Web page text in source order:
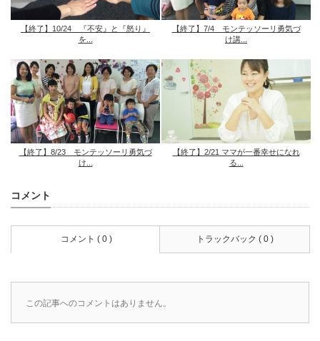
【終了】10/24 『不安』と『怒り』
を...
【終了】7/4 モンテッソーリ勇気づ
け講...
【終了】8/23 モンテッソーリ勇気づ
け...
【終了】2/21 ママが一番幸せになれ
る...
コメント
コメント ( 0 ) トラックバック ( 0 )
この記事へのコメントはありません。